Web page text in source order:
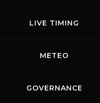
LIVE TIMING
METEO
GOVERNANCE
animali. Tra le
caprioli e i daini,
esemplari di volpi,
Quest’inverno
per gli uccelli
cerbiatti.